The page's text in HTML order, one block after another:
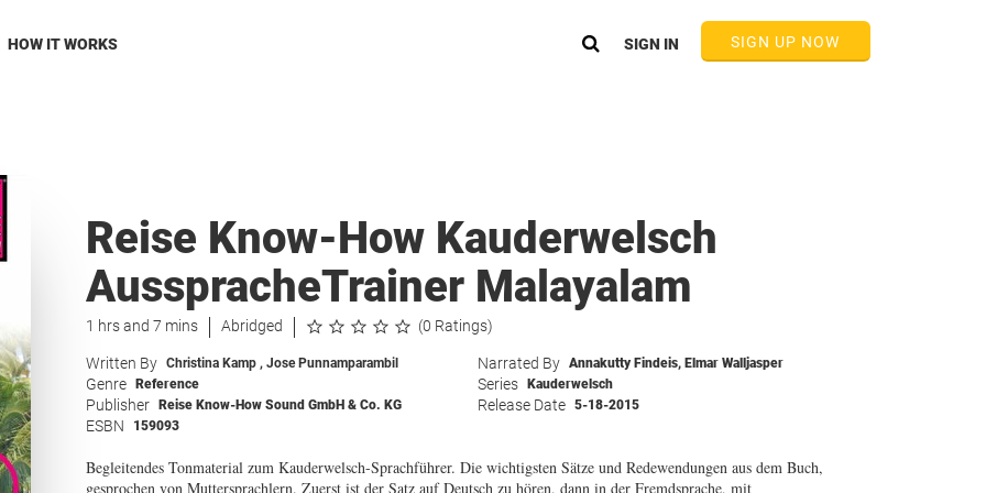
HOW IT WORKS SIGN UP NOW
SIGN IN
Reise Know-How Kauderwelsch
AusspracheTrainer Malayalam
1 hrs and 7 mins Abridged (0 Ratings)
Written By Christina Kamp , Jose Punnamparambil Narrated By Annakutty Findeis, Elmar Walljasper
Genre Reference Series Kauderwelsch
Publisher Reise Know-How Sound GmbH & Co. KG Release Date 5-18-2015
ESBN 159093
Begleitendes Tonmaterial zum Kauderwelsch-Sprachführer. Die wichtigsten Sätze und Redewendungen aus dem Buch,
gesprochen von Muttersprachlern. Zuerst ist der Satz auf Deutsch zu hören, dann in der Fremdsprache, mit